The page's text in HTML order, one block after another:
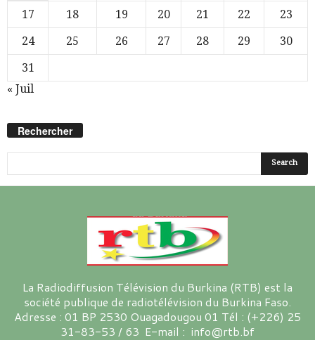
17
18 19 20 21 22
23
24
25 26 27 28 29
30
31
« Juil
Rechercher
La Radiodiffusion Télévision du Burkina (RTB) est la
société publique de radiotélévision du Burkina Faso.
Adresse : 01 BP 2530 Ouagadougou 01 Tél : (+226) 25
31-83-53 / 63 E-mail : info@rtb.bf